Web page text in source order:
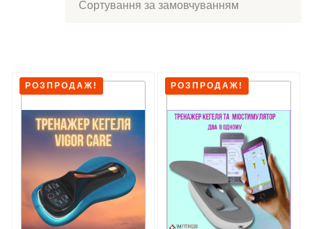
РОЗПРОДАЖ! РОЗПРОДАЖ!